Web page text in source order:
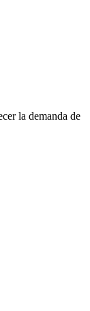
la demanda de